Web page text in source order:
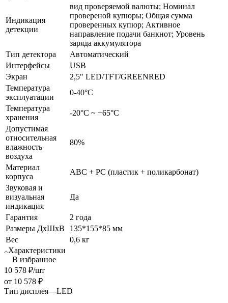
Индикация
детекции
вид проверяемой валюты; Номинал
провереной купюры; Общая сумма
проверенных купюр; Активное
направление подачи банкнот; Уровень
заряда аккумулятора
Тип детектора
Автоматический
Интерфейсы
USB
Экран
2,5" LED/TFT/GREENRED
Температура
эксплуатации
0-40°С
Температура
хранения
-20°С ~ +65°С
Допустимая
относительная
влажность
воздуха
80%
Материал
корпуса
ABC + PC (пластик + поликарбонат)
Звуковая и
визуальная
индикация
Да
Гарантия
2 года
Размеры ДхШхВ
135*155*85 мм
Вес
0,6 кг
Характеристики
В избранное
10 578 ₽/шт
от 10 578 ₽
Тип дисплея—LED